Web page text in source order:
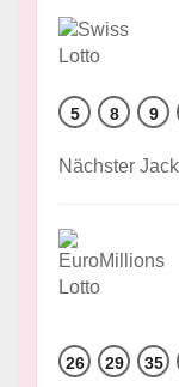
5 8 9
Nächster
26 29 35